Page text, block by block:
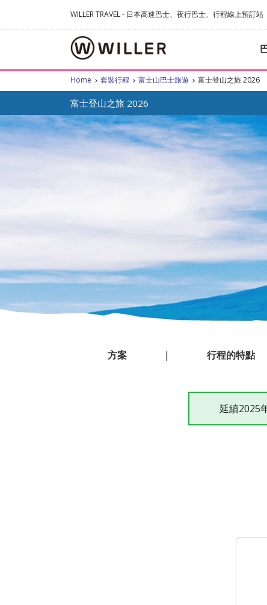
WILLER TRAVEL - 日本高速巴士、夜行巴士、行程線上預訂站
Home 套裝行程 富士山巴士旅遊 富士登山之旅 2026
富士登山之旅 2026
方案 | 行程的特點
延續2025